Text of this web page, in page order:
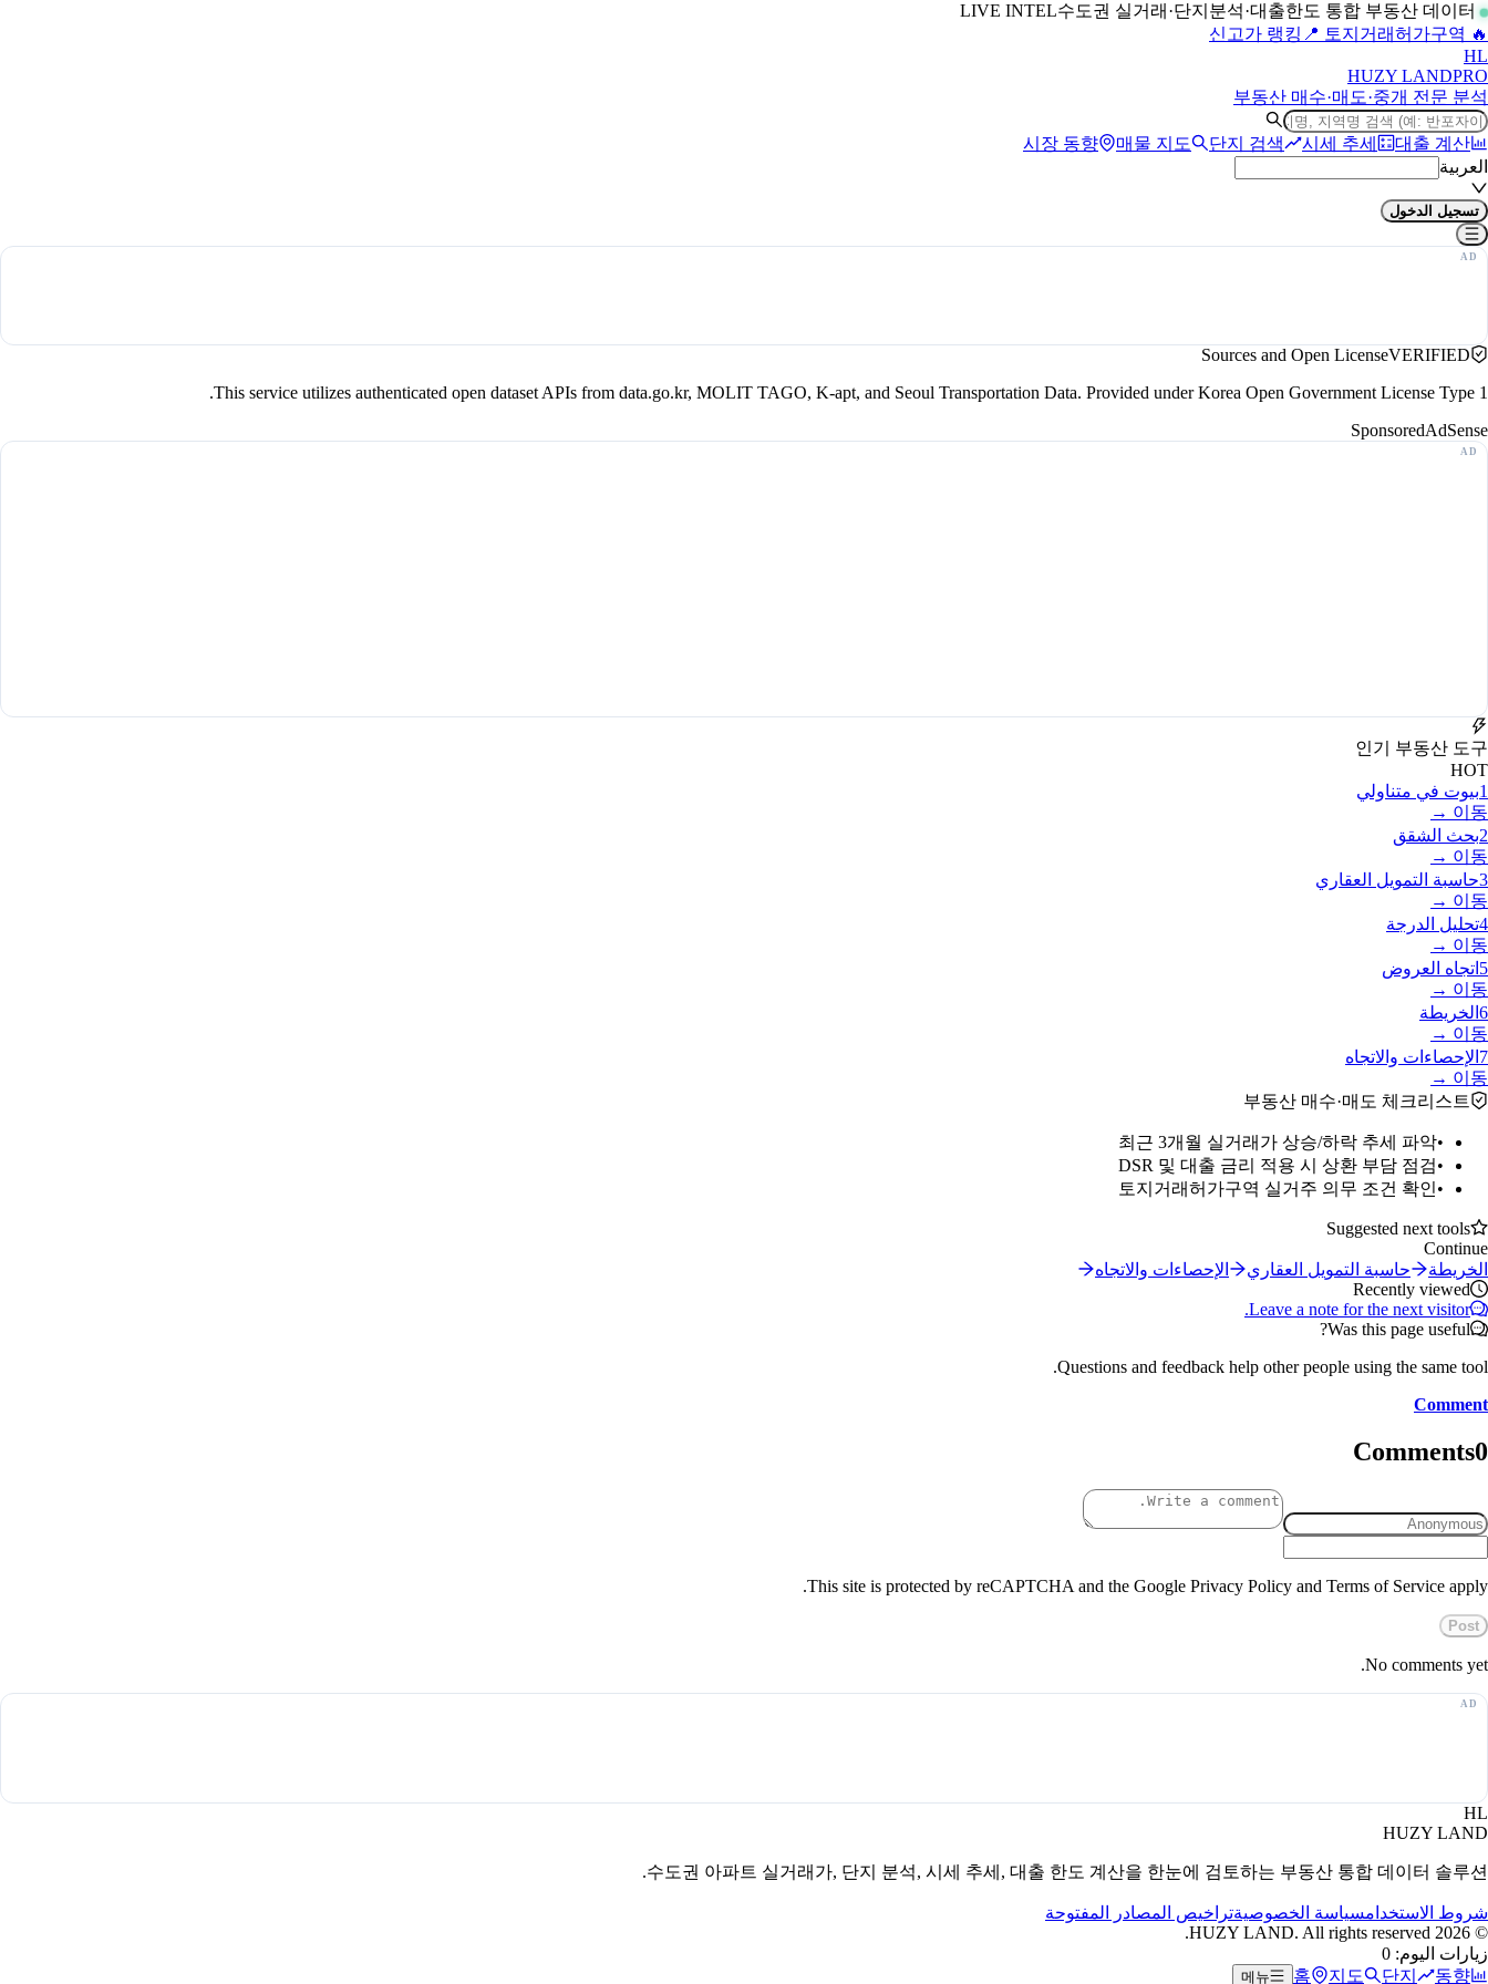
LIVE INTEL
수도권 실거래·단지분석·대출한도 통합 부동산 데이터
🔥 신고가 랭킹
📍 토지거래허가구역
HL
HUZY LANDPRO
부동산 매수·매도·중개 전문 분석
시장 동향 매물 지도 단지 검색 시세 추세
대출 계산
العربية
تسجيل الدخول
Sources and Open LicenseVERIFIED
This service utilizes authenticated open dataset APIs from data.go.kr, MOLIT TAGO, K-apt, and Seoul Transportation Data. Provided under Korea Open Government License Type 1.
SponsoredAdSense
인기 부동산 도구
HOT
1بيوت في متناولي
이동 →
2بحث الشقق
이동 →
3حاسبة التمويل العقاري
이동 →
4تحليل الدرجة
이동 →
5 اتجاه العروض
이동 →
6 الخريطة
이동 →
7 الإحصاءات والاتجاه
이동 →
부동산 매수·매도 체크리스트
•
최근 3개월 실거래가 상승/하락 추세 파악
•
DSR 및 대출 금리 적용 시 상환 부담 점검
•
토지거래허가구역 실거주 의무 조건 확인
Suggested next tools
Continue
الخريطة
حاسبة التمويل العقاري
الإحصاءات والاتجاه
Recently viewed
Leave a note for the next visitor.
Was this page useful?
Questions and feedback help other people using the same tool.
Comment
Comments0
This site is protected by reCAPTCHA and the Google Privacy Policy and Terms of Service apply.
Post
No comments yet.
HL
HUZY LAND
수도권 아파트 실거래가, 단지 분석, 시세 추세, 대출 한도 계산을 한눈에 검토하는 부동산 통합 데이터 솔루션.
شروط الاستخدامسياسة الخصوصيةتراخيص المصادر المفتوحة
©
2026
زيارات اليوم: 0
홈
지도 단지 동향
메뉴